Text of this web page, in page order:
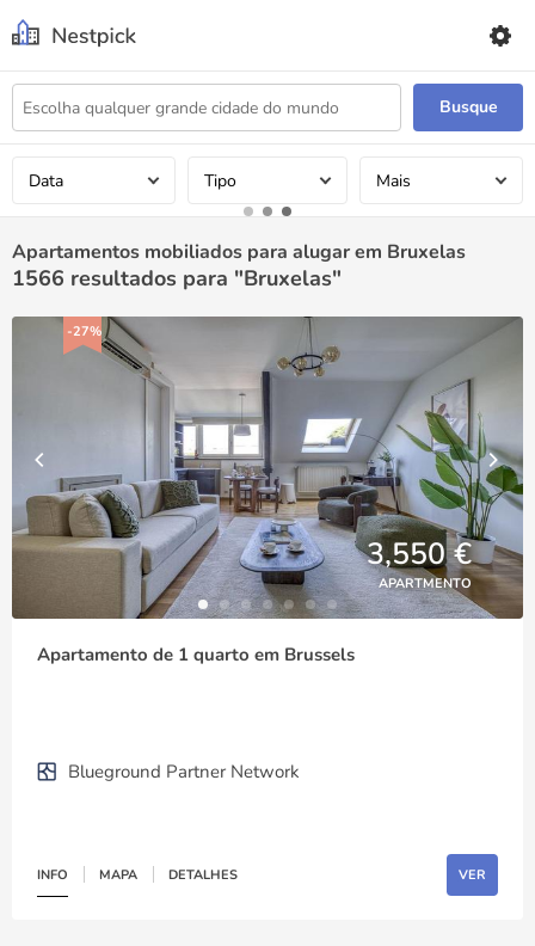
Busque
Data Tipo Mais
Apartamentos mobiliados para alugar em Bruxelas
1566 resultados para "Bruxelas"
-27%
3,550 €
APARTMENTO
Apartamento de 1 quarto em Brussels
Blueground Partner Network
INFO MAPA DETALHES VER